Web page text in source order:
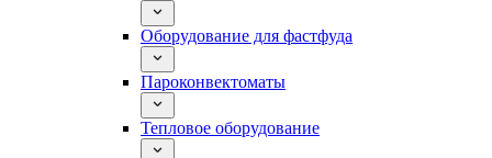
Оборудование для фастфуда
Пароконвектоматы
Тепловое оборудование